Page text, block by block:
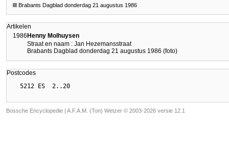
Brabants Dagblad donderdag 21 augustus 1986
Artikelen
1986Henny Molhuysen
Straat en naam : Jan Hezemansstraat
Brabants Dagblad donderdag 21 augustus 1986 (foto)
Postcodes
Bossche Encyclopedie | A.F.A.M. (Ton) Wetzer © 2003-2026 versie 12.1